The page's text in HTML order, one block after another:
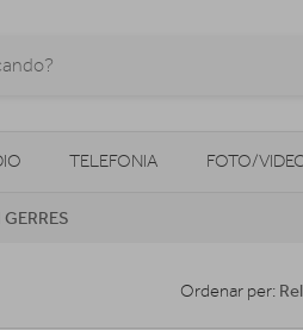
TELEFONIA FOTO/
Ordenar per: